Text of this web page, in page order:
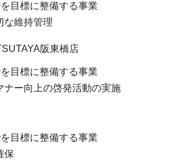
目標に整備する事業
な維持管理
阪東橋店
目標に整備する事業
ナー向上の啓発活動の実施
目標に整備する事業
保